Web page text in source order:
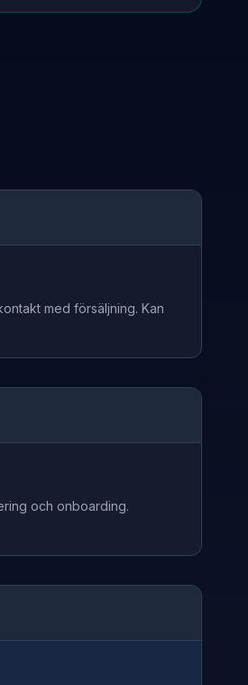
med försäljning. Kan
och onboarding.